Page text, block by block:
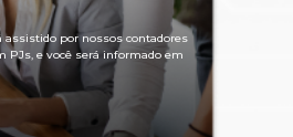
assistido por nossos contadores
PJs, e você será informado em